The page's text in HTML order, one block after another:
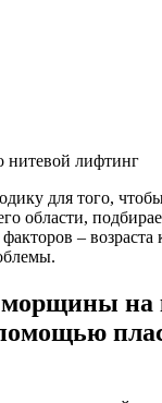
лифтинг
для того,
области,
– возраста
морщины на